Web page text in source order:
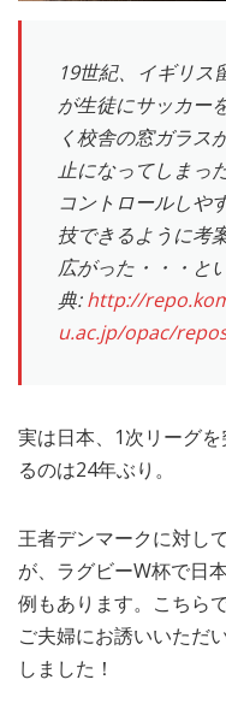
19世紀、イギリス
が生徒にサッカー
く校舎の窓ガラス
止になってしまっ
コントロールしや
技できるように考
広がった・・・と
典:http://
u.ac.jp/opac/
実は日本、1次リーグ
るのは24年ぶり。
王者デンマークに対し
が、ラグビーW杯で日
例もあります。こちら
ご夫婦にお誘いいただ
しました！